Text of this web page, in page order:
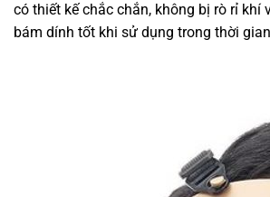
có thiết kế chắc chắn, không bị rò rỉ khí
bám dính tốt khi sử dụng trong thời